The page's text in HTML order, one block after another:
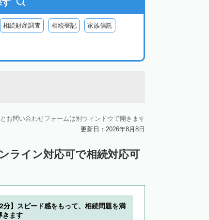
す
相続財産調査 相続登記 家族信託
お問い合わせフォームは別ウィンドウで開きます
更新日：2026年8月8日
ライン対応可で相続対応可
分】スピード感をもって、相続問題を満
きます